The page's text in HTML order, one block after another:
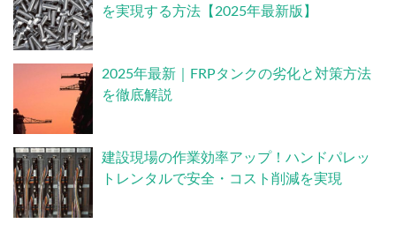
を実現する方法【2025年最新版】
2025年最新｜FRPタンクの劣化と対策方法
を徹底解説
建設現場の作業効率アップ！ハンドパレッ
トレンタルで安全・コスト削減を実現